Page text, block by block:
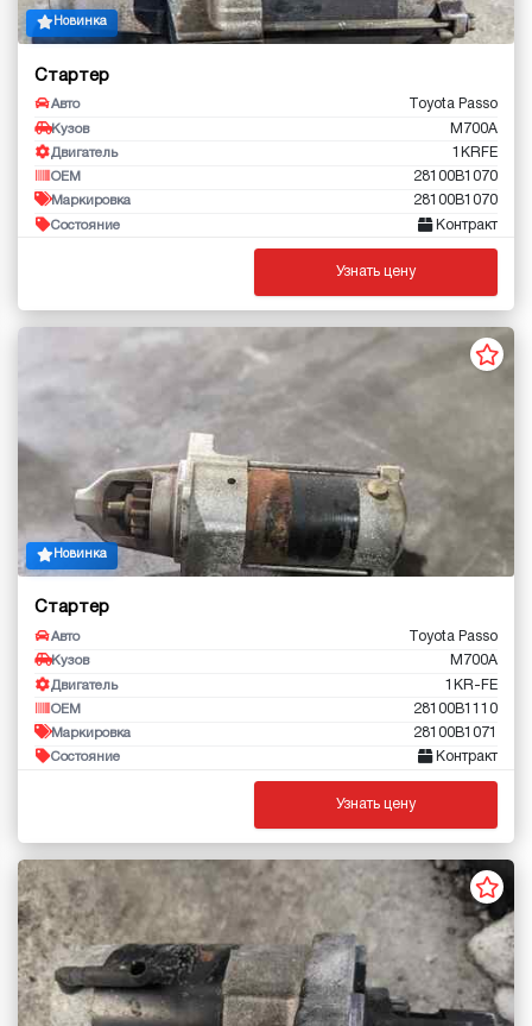
Новинка
Стартер
Авто Toyota Passo
Кузов M700A
Двигатель 1KRFE
OEM 28100B1070
Маркировка 28100B1070
Состояние Контракт
Узнать цену
Новинка
Стартер
Авто Toyota Passo
Кузов M700A
Двигатель 1KR-FE
OEM 28100B1110
Маркировка 28100B1071
Состояние Контракт
Узнать цену